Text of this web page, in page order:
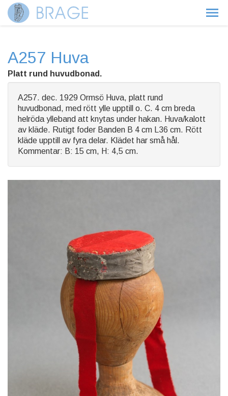
A257 Huva
Platt rund huvudbonad.
A257. dec. 1929 Ormsö Huva, platt rund
huvudbonad, med rött ylle upptill o. C. 4 cm breda
helröda ylleband att knytas under hakan. Huva/kalott
av kläde. Rutigt foder Banden B 4 cm L36 cm. Rött
kläde upptill av fyra delar. Klädet har små hål.
Kommentar: B: 15 cm, H: 4,5 cm.